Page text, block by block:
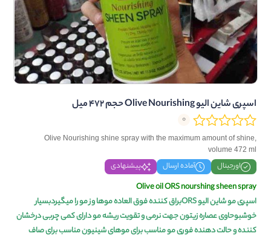
اسپری شاین الیو Olive Nourishing حجم 472 میل
0
Olive Nourishing shine spray with the maximum amount of shine,
volume 472 ml
اورجینال آماده ارسال پیشنهادی
Olive oil ORS nourshing sheen spray
اسپری مو شاین الیو ORSبراق کننده فوق العاده موها وز مو را میگیردبسیار
خوشبوحاوی عصاره زیتون جهت نرمی و تقویت ریشه مو دارای کمی چربی درخشان
کننده و حالت دهنده فوری مو مناسب برای موهای شینیون مناسب برای صاف